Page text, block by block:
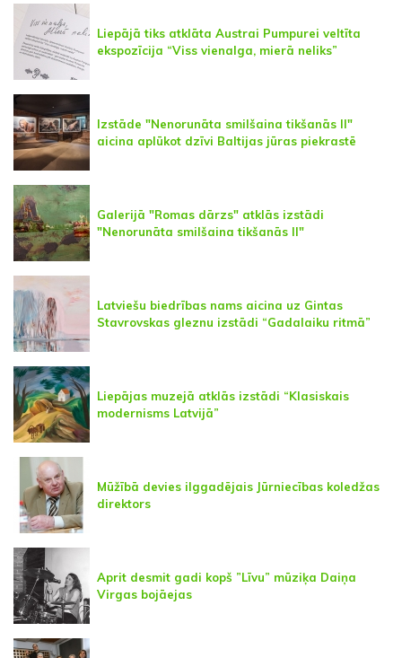
Liepājā tiks atklāta Austrai Pumpurei veltīta
ekspozīcija “Viss vienalga, mierā neliks”
Izstāde "Nenorunāta smilšaina tikšanās II"
aicina aplūkot dzīvi Baltijas jūras piekrastē
Galerijā "Romas dārzs" atklās izstādi
"Nenorunāta smilšaina tikšanās II"
Latviešu biedrības nams aicina uz Gintas
Stavrovskas gleznu izstādi “Gadalaiku ritmā”
Liepājas muzejā atklās izstādi “Klasiskais
modernisms Latvijā”
Mūžībā devies ilggadējais Jūrniecības koledžas
direktors
Aprit desmit gadi kopš ”Līvu” mūziķa Daiņa
Virgas bojāejas